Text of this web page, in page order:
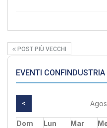
POST PIÙ VECCHI
EVENTI
<
Dom Lun Mar